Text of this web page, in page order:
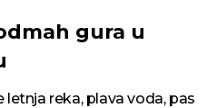
gura u
reka, plava voda, pas